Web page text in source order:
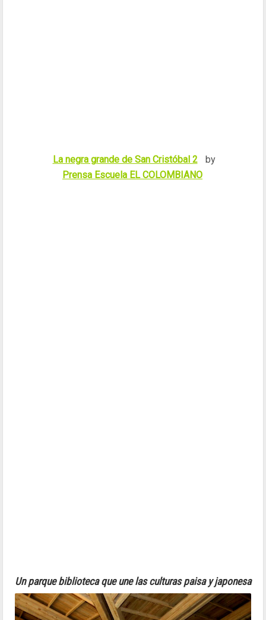
La negra grande de San Cristóbal 2
by
Prensa Escuela EL COLOMBIANO
Un parque biblioteca que une las culturas paisa y japonesa